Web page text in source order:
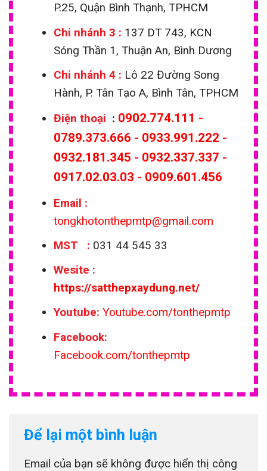
P.25, Quận Bình Thạnh, TPHCM
Chi nhánh 3 : 137 DT 743, KCN
Sóng Thần 1, Thuận An, Bình Dương
Chi nhánh 4 : Lô 22 Đường Song
Hành, P. Tân Tạo A, Bình Tân, TPHCM
Điện thoại : 0902.774.111 -
0789.373.666 - 0933.991.222 -
0932.181.345 - 0932.337.337 -
0917.02.03.03 - 0909.601.456
Email :
tongkhotonthepmtp@gmail.com
MST : 031 44 545 33
Wesite :
https://satthepxaydung.net/
Youtube: Youtube.com/tonthepmtp
Facebook:
Facebook.com/tonthepmtp
Để lại một bình luận
Email của bạn sẽ không được hiển thị công